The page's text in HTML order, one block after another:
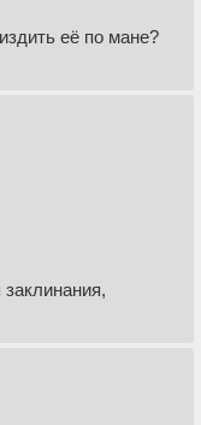
её по мане?